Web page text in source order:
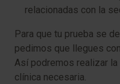
relacionadas con la
Para que tu prueba se
pedimos que llegues
Así podremos realizar
clínica necesaria.